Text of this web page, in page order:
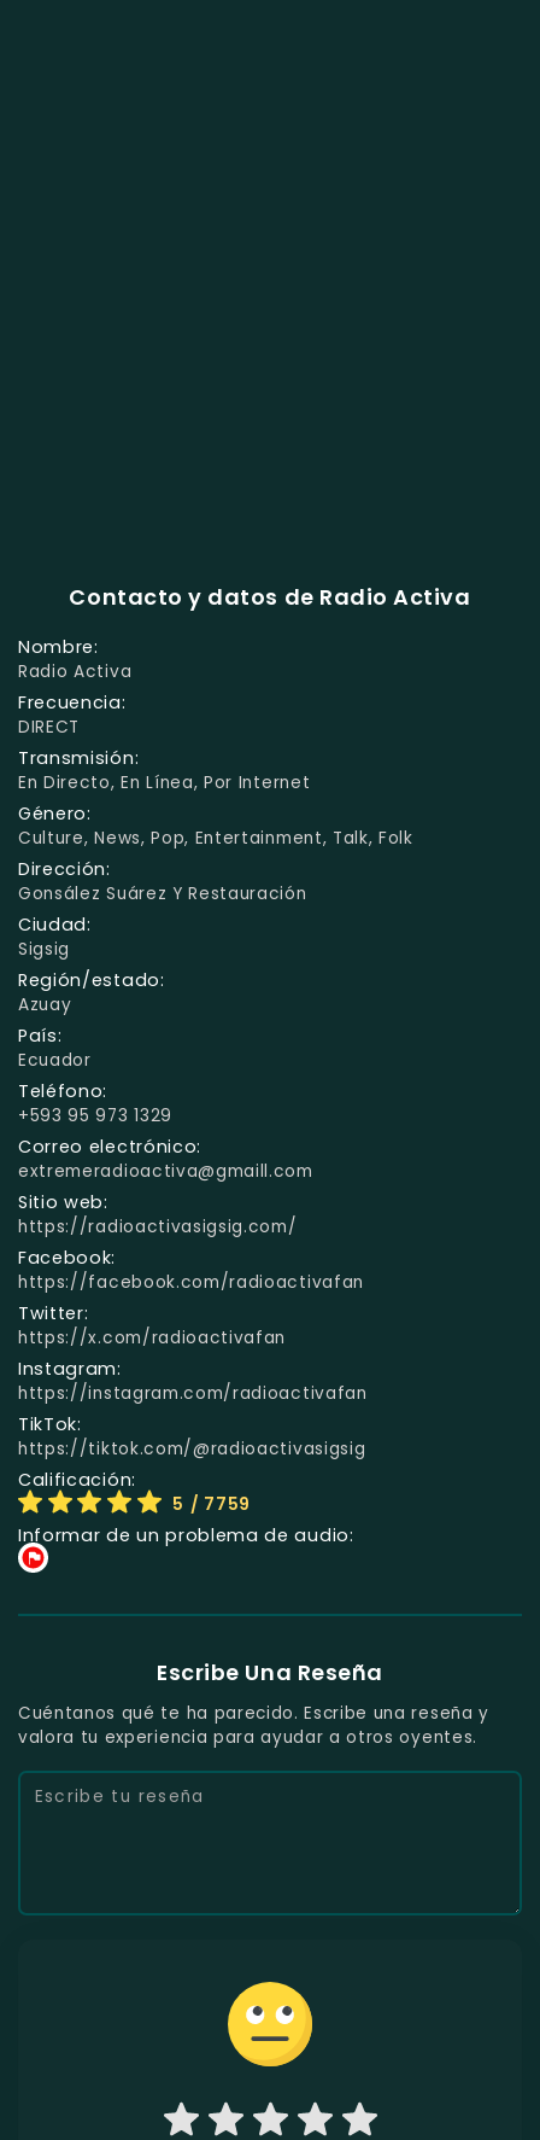
Contacto y datos de Radio Activa
Nombre:
Radio Activa
Frecuencia:
DIRECT
Transmisión:
En Directo, En Línea, Por Internet
Género:
Culture, News, Pop, Entertainment, Talk, Folk
Dirección:
Gonsález Suárez Y Restauración
Ciudad:
Sigsig
Región/estado:
Azuay
País:
Ecuador
Teléfono:
+593 95 973 1329
Correo electrónico:
extremeradioactiva@gmaill.com
Sitio web:
https://radioactivasigsig.com/
Facebook:
https://facebook.com/radioactivafan
Twitter:
https://x.com/radioactivafan
Instagram:
https://instagram.com/radioactivafan
TikTok:
https://tiktok.com/@radioactivasigsig
Calificación:
5 / 7759
Informar de un problema de audio:
Escribe Una Reseña
Cuéntanos qué te ha parecido. Escribe una reseña y
valora tu experiencia para ayudar a otros oyentes.